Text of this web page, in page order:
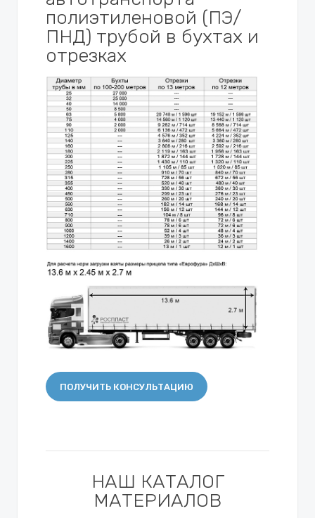
полиэтиленовой (ПЭ/
ПНД) трубой в бухтах и
отрезках
ПОЛУЧИТЬ КОНСУЛЬТАЦИЮ
НАШ КАТАЛОГ
МАТЕРИАЛОВ